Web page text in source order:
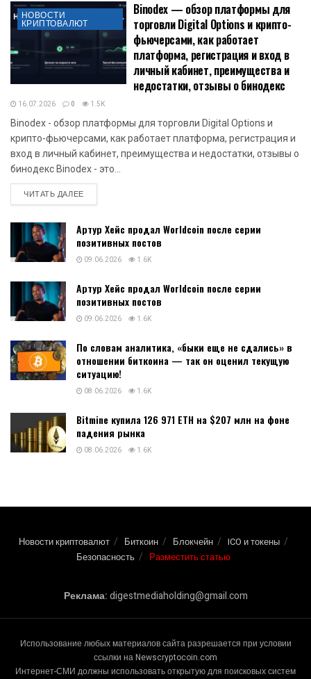
НОВОСТИ
КРИПТОВАЛЮТ
Binodex — обзор платформы для
торговли Digital Options и крипто-
фьючерсами, как работает
платформа, регистрация и вход в
личный кабинет, преимущества и
недостатки, отзывы о бинодекс
16.07.2026 0 1.5K
Binodex - обзор платформы для торговли Digital Options и
крипто-фьючерсами, как работает платформа, регистрация и
вход в личный кабинет, преимущества и недостатки, отзывы о
бинодекс Binodex - это...
ЧИТАТЬ ДАЛЕЕDETAILS
Артур Хейс продал Worldcoin после серии
позитивных постов
09.06.2026 1.6K
Артур Хейс продал Worldcoin после серии
позитивных постов
09.06.2026 1.6K
По словам аналитика, «быки еще не сдались» в
отношении биткоина — так он оценил текущую
ситуацию!
08.06.2026 1.6K
Bitmine купила 126 971 ETH на $207 млн на фоне
падения рынка
08.06.2026 1.6K
Новости криптовалют Биткоин Блокчейн
ICO и токены
Безопасность
Разместить статью
Реклама:digestmediaholding@gmail.com
Использование любых материалов сайта разрешается при условии
ссылки на Newscryptocoin.com
Интернет-СМИ должны использовать открытую для поисковых систем